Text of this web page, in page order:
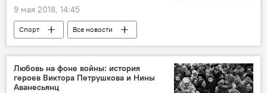
9 мая 2018, 14:45
Спорт
Все новости
Таджикистан: свежие новости спорта
ФК "Истиклол"
чемпионат
турнир
таблица
счет
Любовь на фоне войны: история
героев Виктора Петрушкова и Нины
Аванесьянц